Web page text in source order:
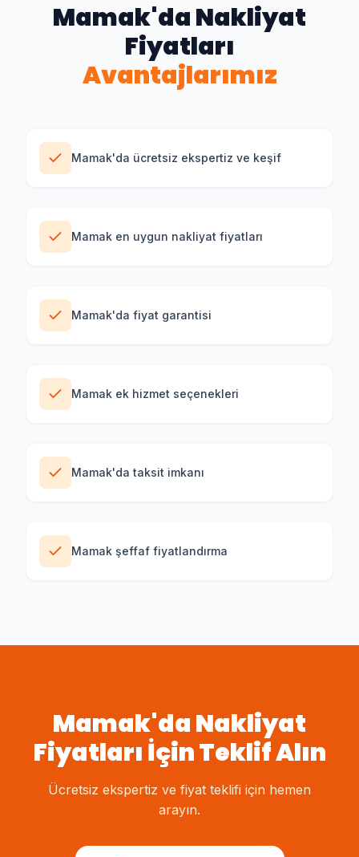
Mamak'daNakliyat
Fiyatları
Avantajlarımız
Mamak'da ücretsiz ekspertiz ve keşif
Mamak en uygun nakliyat fiyatları
Mamak'da fiyat garantisi
Mamak ek hizmet seçenekleri
Mamak'da taksit imkanı
Mamak şeffaf fiyatlandırma
Mamak'daNakliyat
Fiyatlarıİçin Teklif Alın
Ücretsiz ekspertiz ve fiyat teklifi için hemen
arayın.